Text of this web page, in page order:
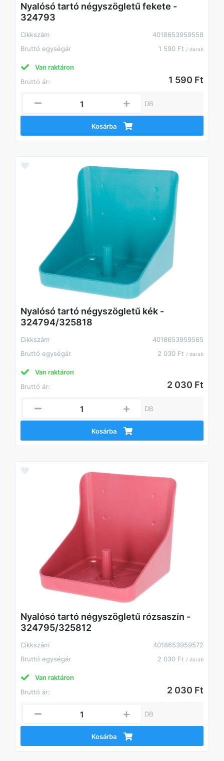
Nyalósó tartó négyszögletű fekete -
324793
Cikkszám
4018653959558
Bruttó egységár
1 590 Ft / darab
Van raktáron
Bruttó ár:
1 590 Ft
DB
Kosárba
Nyalósó tartó négyszögletű kék -
324794/325818
Cikkszám
4018653959565
Bruttó egységár
2 030 Ft / darab
Van raktáron
Bruttó ár:
2 030 Ft
DB
Kosárba
Nyalósó tartó négyszögletű rózsaszín -
324795/325812
Cikkszám
4018653959572
Bruttó egységár
2 030 Ft / darab
Van raktáron
Bruttó ár:
2 030 Ft
DB
Kosárba